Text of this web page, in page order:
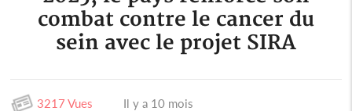
combat contre le cancer du
sein avec le projet SIRA
3217 Vues Il y a 10 mois